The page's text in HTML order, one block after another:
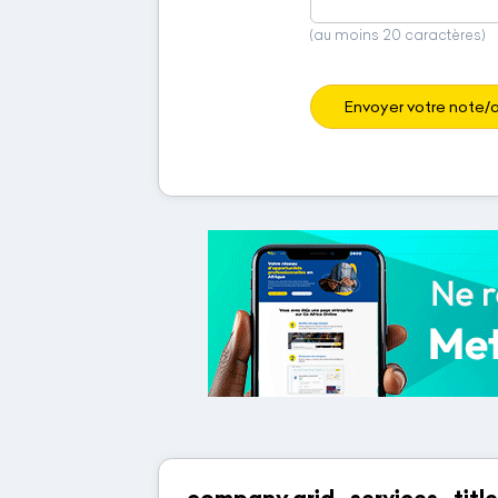
(au moins 20 caractères)
Envoyer votre note/